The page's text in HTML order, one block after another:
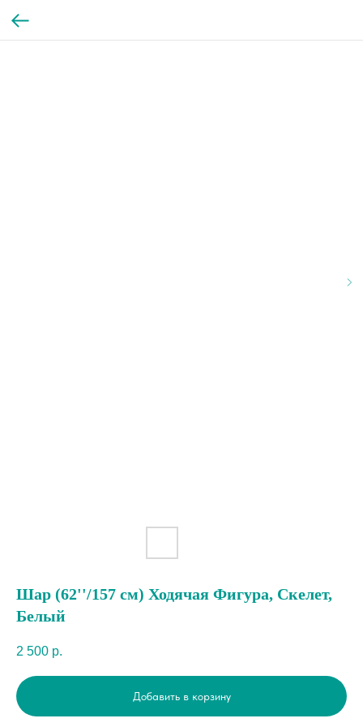
Шар (62''/157 см) Ходячая Фигура, Скелет,
Белый
2 500 р.
Добавить в корзину